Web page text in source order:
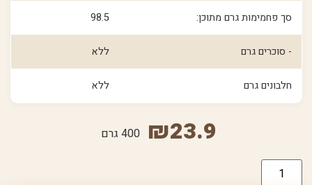
סך פחמימות גרם מתוכן: 98.5
- סוכרים גרם ללא
חלבונים גרם ללא
₪23.9 400 גרם